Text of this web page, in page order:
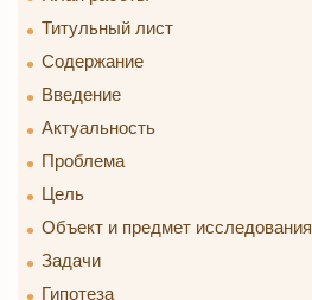
Титульный лист
Содержание
Введение
Актуальность
Проблема
Цель
Объект и предмет исследования
Задачи
Гипотеза